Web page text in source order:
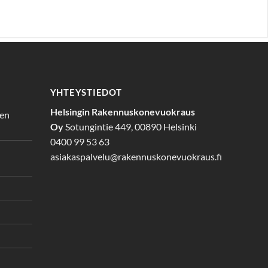
YHTEYSTIEDOT
Helsingin Rakennuskonevuokraus
OySotungintie 449, 00890 Helsinki
0400 99 53 63
asiakaspalvelu@rakennuskonevuokraus.fi